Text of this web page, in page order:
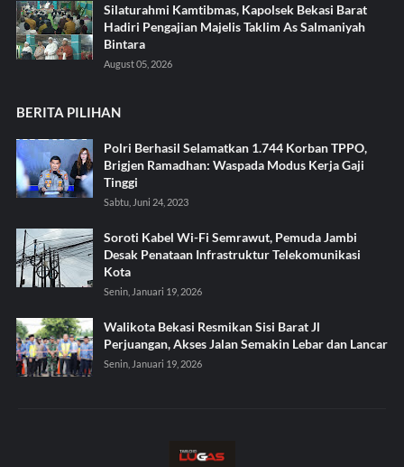
Silaturahmi Kamtibmas, Kapolsek Bekasi Barat
Hadiri Pengajian Majelis Taklim As Salmaniyah
Bintara
August 05, 2026
BERITA PILIHAN
Polri Berhasil Selamatkan 1.744 Korban TPPO,
Brigjen Ramadhan: Waspada Modus Kerja Gaji
Tinggi
Sabtu, Juni 24, 2023
Soroti Kabel Wi-Fi Semrawut, Pemuda Jambi
Desak Penataan Infrastruktur Telekomunikasi
Kota
Senin, Januari 19, 2026
Walikota Bekasi Resmikan Sisi Barat Jl
Perjuangan, Akses Jalan Semakin Lebar dan Lancar
Senin, Januari 19, 2026